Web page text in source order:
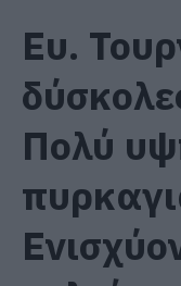
Ευ.
Πολύ